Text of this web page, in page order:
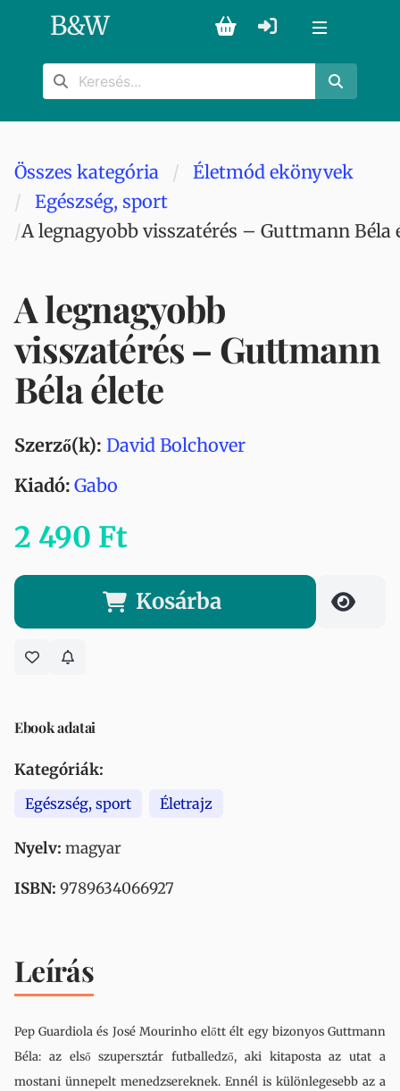
B&W
Összes kategória
Életmód ekönyvek
Egészség, sport
A legnagyobb visszatérés – Guttmann Béla
A legnagyobb
visszatérés – Guttmann
Béla élete
Szerző(k): David Bolchover
Kiadó: Gabo
2 490 Ft
Kosárba
Ebook adatai
Kategóriák:
Egészség, sport Életrajz
Nyelv: magyar
ISBN: 9789634066927
Leírás
Pep Guardiola és José Mourinho előtt élt egy bizonyos Guttmann
Béla: az első szupersztár futballedző, aki kitaposta az utat a
mostani ünnepelt menedzsereknek. Ennél is különlegesebb az a